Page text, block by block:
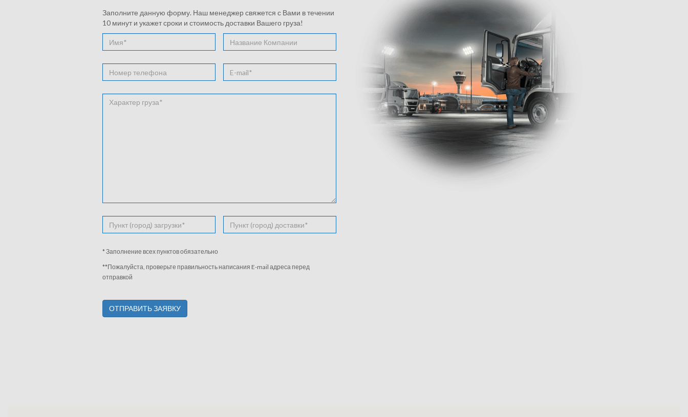
Заполните данную форму. Наш менеджер свяжется с Вами в течении
10 минут и укажет сроки и стоимость доставки Вашего груза!
* Заполнение всех пунктов обязательно
**Пожалуйста, проверьте правильность написания E-mail адреса перед
отправкой